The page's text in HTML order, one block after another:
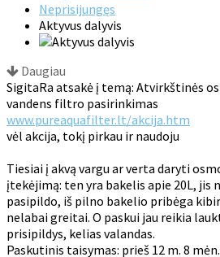
Neprisijungęs
Aktyvus dalyvis
Daugiau
SigitaRa atsakė į temą: Atvirkštinės
vandens filtro pasirinkimas
www.pureaquafilter.lt/akcija.htm
vėl akcija, tokį pirkau ir naudoju
Tiesiai į akvą vargu ar verta daryti
įtekėjimą: ten yra bakelis apie 20L, jis
pasipildo, iš pilno bakelio pribėga
nelabai greitai. O paskui jau reikia
prisipildys, kelias valandas.
Paskutinis taisymas: prieš 12 m. 8